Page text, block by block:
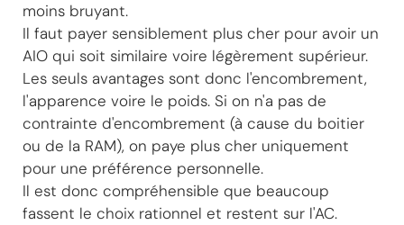
moins bruyant.
Il faut payer sensiblement plus cher pour avoir un
AIO qui soit similaire voire légèrement supérieur.
Les seuls avantages sont donc l'encombrement,
l'apparence voire le poids. Si on n'a pas de
contrainte d'encombrement (à cause du boitier
ou de la RAM), on paye plus cher uniquement
pour une préférence personnelle.
Il est donc compréhensible que beaucoup
fassent le choix rationnel et restent sur l'AC.